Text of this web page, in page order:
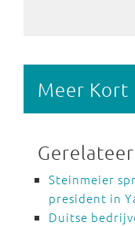
Meer Kort
Steinmeier
president in
Duitse